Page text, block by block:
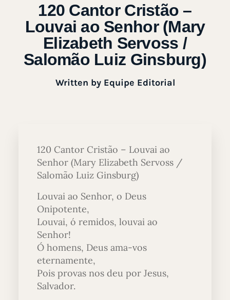
120 Cantor Cristão –
Louvai ao Senhor (Mary
Elizabeth Servoss /
Salomão Luiz Ginsburg)
Written byEquipe Editorial
120 Cantor Cristão – Louvai ao
Senhor (Mary Elizabeth Servoss /
Salomão Luiz Ginsburg)
Louvai ao Senhor, o Deus
Onipotente,
Louvai, ó remidos, louvai ao
Senhor!
Ó homens, Deus ama-vos
eternamente,
Pois provas nos deu por Jesus,
Salvador.